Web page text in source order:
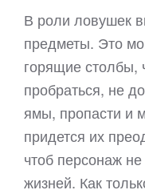
В роли ловушек
предметы. Это
горящие столбы,
пробраться, не
ямы, пропасти и
придется их
чтоб персонаж
жизней. Как